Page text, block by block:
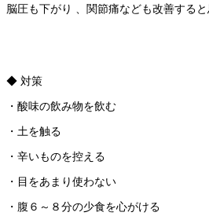
脳圧も下がり 、関節痛なども改善すると
◆ 対策
・酸味の飲み物を飲む
・土を触る
・辛いものを控える
・目をあまり使わない
・腹６～８分の少食を心がける